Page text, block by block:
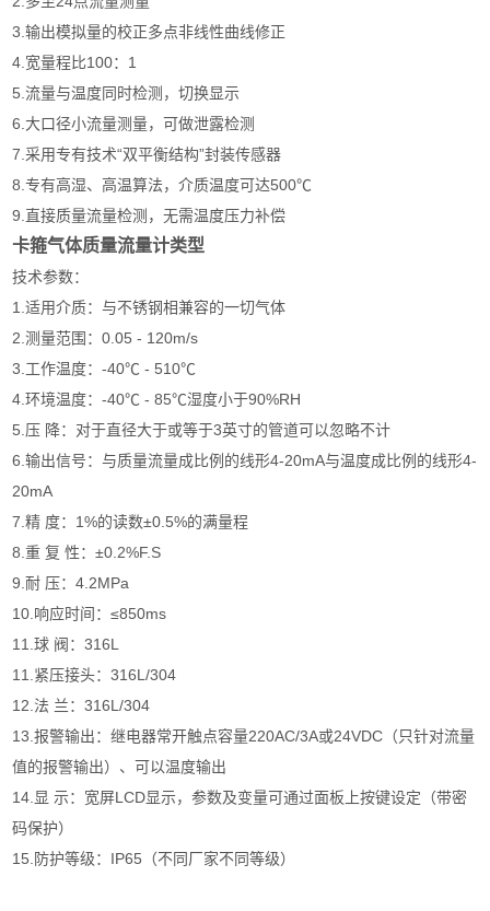
3.输出模拟量的校正多点非线性曲线修正
4.宽量程比100：1
5.流量与温度同时检测，切换显示
6.大口径小流量测量，可做泄露检测
7.采用专有技术“双平衡结构”封装传感器
8.专有高湿、高温算法，介质温度可达500℃
9.直接质量流量检测，无需温度压力补偿
卡箍气体质量流量计类型
技术参数：
1.适用介质：与不锈钢相兼容的一切气体
2.测量范围：0.05 - 120m/s
3.工作温度：-40℃ - 510℃
4.环境温度：-40℃ - 85℃湿度小于90%RH
5.压 降：对于直径大于或等于3英寸的管道可以忽略不计
6.输出信号：与质量流量成比例的线形4-20mA与温度成比例的线形4-
20mA
7.精 度：1%的读数±0.5%的满量程
8.重 复 性：±0.2%F.S
9.耐 压：4.2MPa
10.响应时间：≤850ms
11.球 阀：316L
11.紧压接头：316L/304
12.法 兰：316L/304
13.报警输出：继电器常开触点容量220AC/3A或24VDC（只针对流量
值的报警输出）、可以温度输出
14.显 示：宽屏LCD显示，参数及变量可通过面板上按键设定（带密
码保护）
15.防护等级：IP65（不同厂家不同等级）